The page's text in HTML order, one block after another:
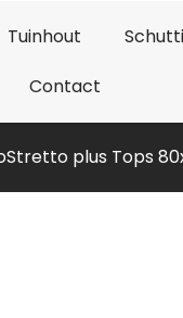
Tuinhout
Contact
plus Tops